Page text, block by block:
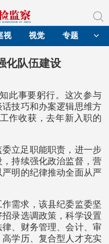
视 视觉 专题
化队伍建设
此事要躬行。这次参与
技巧和办案逻辑思维方
作收获，去年新入职的
立足职能职责，进一步
持续强化政治监督，营
明的纪律推动全面从严
需求，该县纪委监委坚
录选调政策，科学设置
、财务管理、会计、审
学历、复合型人才充实